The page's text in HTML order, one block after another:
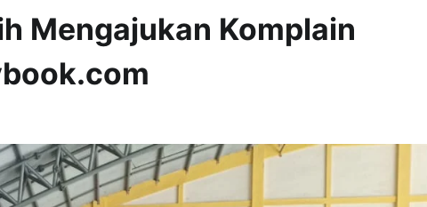
Mengajukan Komplain